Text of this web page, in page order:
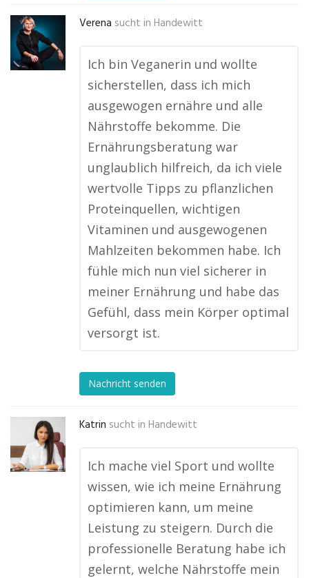
Verena sucht in Handewitt
Ich bin Veganerin und wollte
sicherstellen, dass ich mich
ausgewogen ernähre und alle
Nährstoffe bekomme. Die
Ernährungsberatung war
unglaublich hilfreich, da ich viele
wertvolle Tipps zu pflanzlichen
Proteinquellen, wichtigen
Vitaminen und ausgewogenen
Mahlzeiten bekommen habe. Ich
fühle mich nun viel sicherer in
meiner Ernährung und habe das
Gefühl, dass mein Körper optimal
versorgt ist.
Nachricht senden
Katrin sucht in Handewitt
Ich mache viel Sport und wollte
wissen, wie ich meine Ernährung
optimieren kann, um meine
Leistung zu steigern. Durch die
professionelle Beratung habe ich
gelernt, welche Nährstoffe mein